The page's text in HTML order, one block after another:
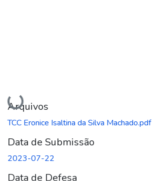
Carregando...
Arquivos
TCC Eronice Isaltina da Silva Machado.pdf
Data de Submissão
2023-07-22
Data de Defesa